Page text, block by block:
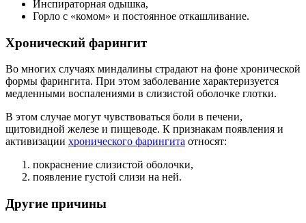
Инспираторная одышка,
Горло с «комом» и постоянное откашливание.
Хронический фарингит
Во многих случаях миндалины страдают на фоне хронической
формы фарингита. При этом заболевание характеризуется
медленными воспалениями в слизистой оболочке глотки.
В этом случае могут чувствоваться боли в печени,
щитовидной железе и пищеводе. К признакам появления и
активизации хронического фарингита относят:
покраснение слизистой оболочки,
появление густой слизи на ней.
Другие причины